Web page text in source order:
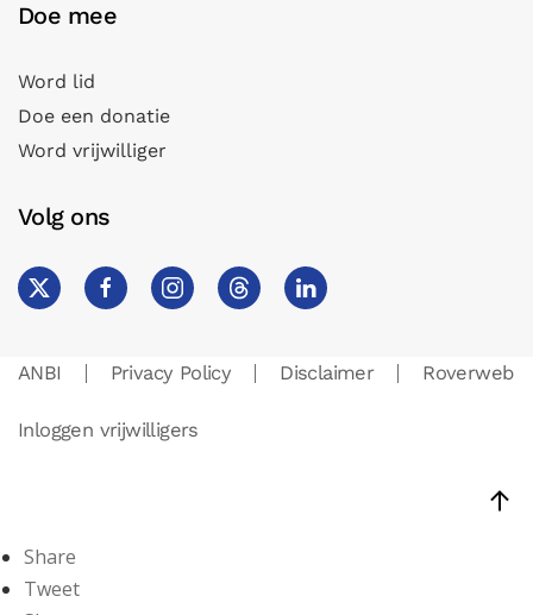
Doe mee
Word lid
Doe een donatie
Word vrijwilliger
Volg ons
ANBI Privacy Policy Disclaimer Roverweb
Inloggen vrijwilligers
Share
Tweet